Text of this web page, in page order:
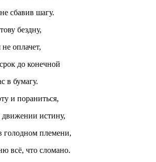
сбавив шагу.
бездну,
оплачет,
до конечной
в бумагу.
и пораниться,
движении истину,
голодном племени,
всё, что сломано.